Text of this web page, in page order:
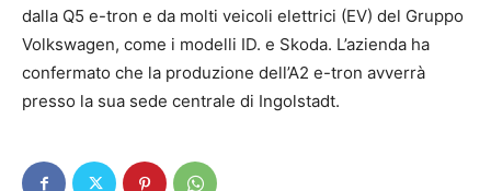
dalla Q5 e-tron e da molti veicoli elettrici (EV) del Gruppo
Volkswagen, come i modelli ID. e Skoda. L’azienda ha
confermato che la produzione dell’A2 e-tron avverrà
presso la sua sede centrale di Ingolstadt.